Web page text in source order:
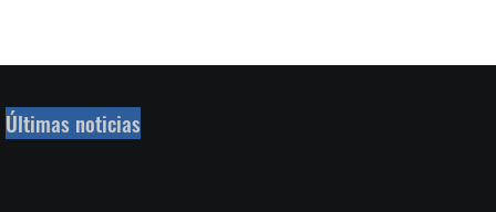
Últimas noticias